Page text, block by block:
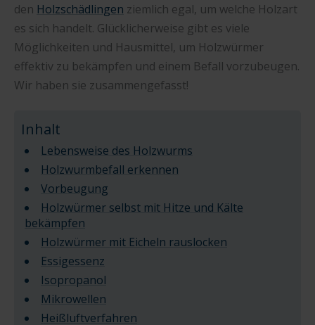
den Holzschädlingen ziemlich egal, um welche Holzart
es sich handelt. Glücklicherweise gibt es viele
Möglichkeiten und Hausmittel, um Holzwürmer
effektiv zu bekämpfen und einem Befall vorzubeugen.
Wir haben sie zusammengefasst!
Inhalt
Lebensweise des Holzwurms
Holzwurmbefall erkennen
Vorbeugung
Holzwürmer selbst mit Hitze und Kälte
bekämpfen
Holzwürmer mit Eicheln rauslocken
Essigessenz
Isopropanol
Mikrowellen
Heißluftverfahren